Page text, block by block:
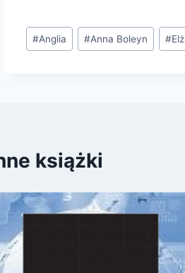
Tagi
wpisu:
#Anglia #Anna Boleyn #
książki